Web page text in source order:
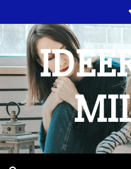
to
content